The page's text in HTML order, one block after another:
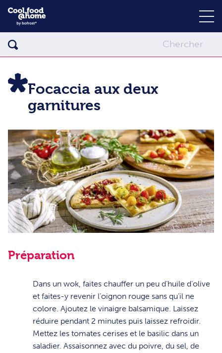
Focaccia aux deux
garnitures
Préparation
Dans un wok, faites chauffer un peu d’huile d’olive
et faites-y revenir l’oignon rouge sans qu’il ne
colore. Ajoutez le vinaigre balsamique. Laissez
réduire pendant 2 minutes puis laissez refroidir.
Mettez les tomates cerises et le basilic dans un
saladier. Assaisonnez avec du poivre, du sel, de